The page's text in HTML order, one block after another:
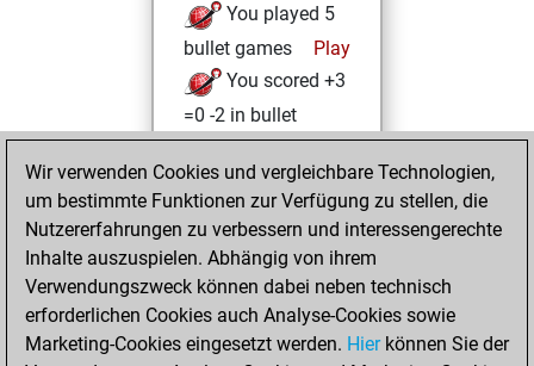
You played 5
bullet games
Play
You scored +3
=0 -2 in bullet
Sonntag, April 25,
2021
You won
against Fritz
Fritz
You achieved a
BeautyScore of 6
Wir verwenden Cookies und vergleichbare Technologien,
um bestimmte Funktionen zur Verfügung zu stellen, die
Nutzererfahrungen zu verbessern und interessengerechte
Inhalte auszuspielen. Abhängig von ihrem
Verwendungszweck können dabei neben technisch
erforderlichen Cookies auch Analyse-Cookies sowie
Marketing-Cookies eingesetzt werden. Hierkönnen Sie der